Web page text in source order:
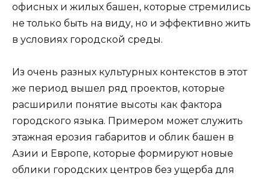
офисных и жилых башен, которые стремились
не только быть на виду, но и эффективно жить
в условиях городской среды.
Из очень разных культурных контекстов в этот
же период вышел ряд проектов, которые
расширили понятие высоты как фактора
городского языка. Примером может служить
этажная ерозия габаритов и облик башен в
Азии и Европе, которые формируют новые
облики городских центров без ущерба для